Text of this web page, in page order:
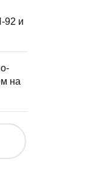
92 и
на